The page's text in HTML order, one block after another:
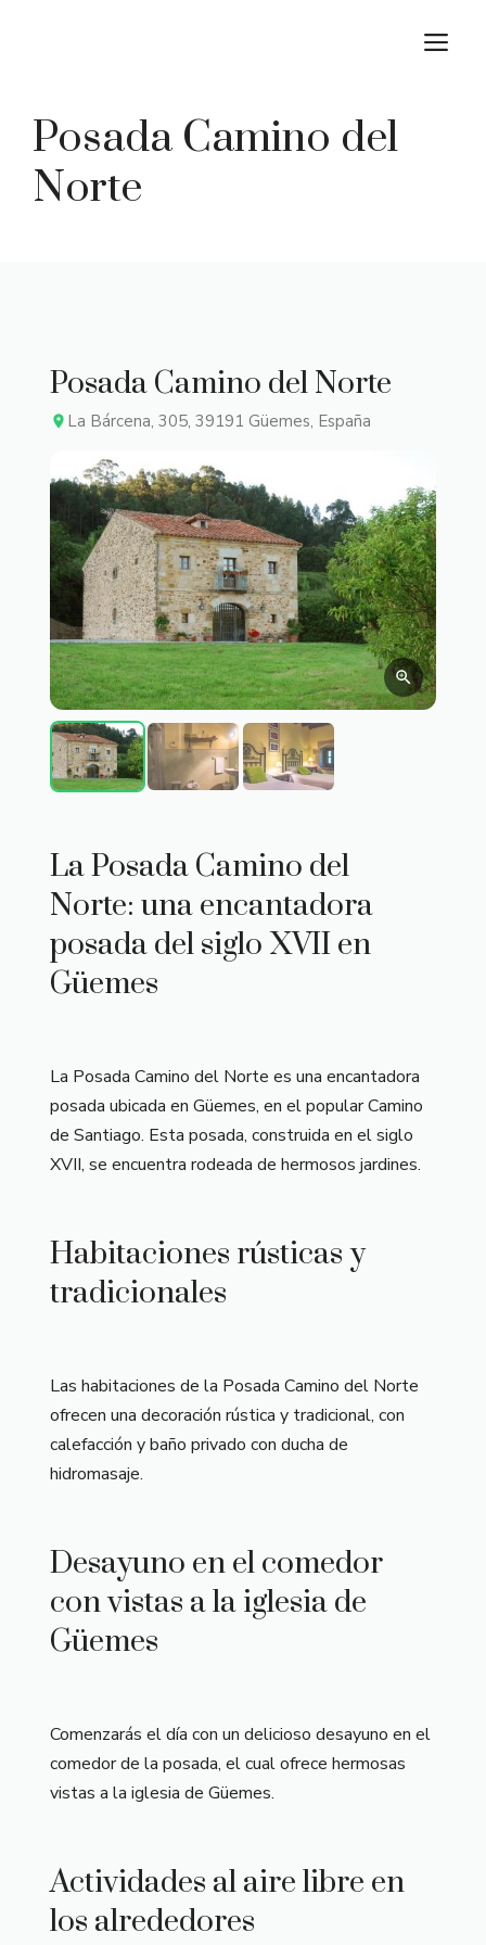
Posada Camino del
Norte
Posada Camino del Norte
La Bárcena, 305, 39191 Güemes, España
La Posada Camino del
Norte: una encantadora
posada del siglo XVII en
Güemes
La Posada Camino del Norte es una encantadora
posada ubicada en Güemes, en el popular Camino
de Santiago. Esta posada, construida en el siglo
XVII, se encuentra rodeada de hermosos jardines.
Habitaciones rústicas y
tradicionales
Las habitaciones de la Posada Camino del Norte
ofrecen una decoración rústica y tradicional, con
calefacción y baño privado con ducha de
hidromasaje.
Desayuno en el comedor
con vistas a la iglesia de
Güemes
Comenzarás el día con un delicioso desayuno en el
comedor de la posada, el cual ofrece hermosas
vistas a la iglesia de Güemes.
Actividades al aire libre en
los alrededores